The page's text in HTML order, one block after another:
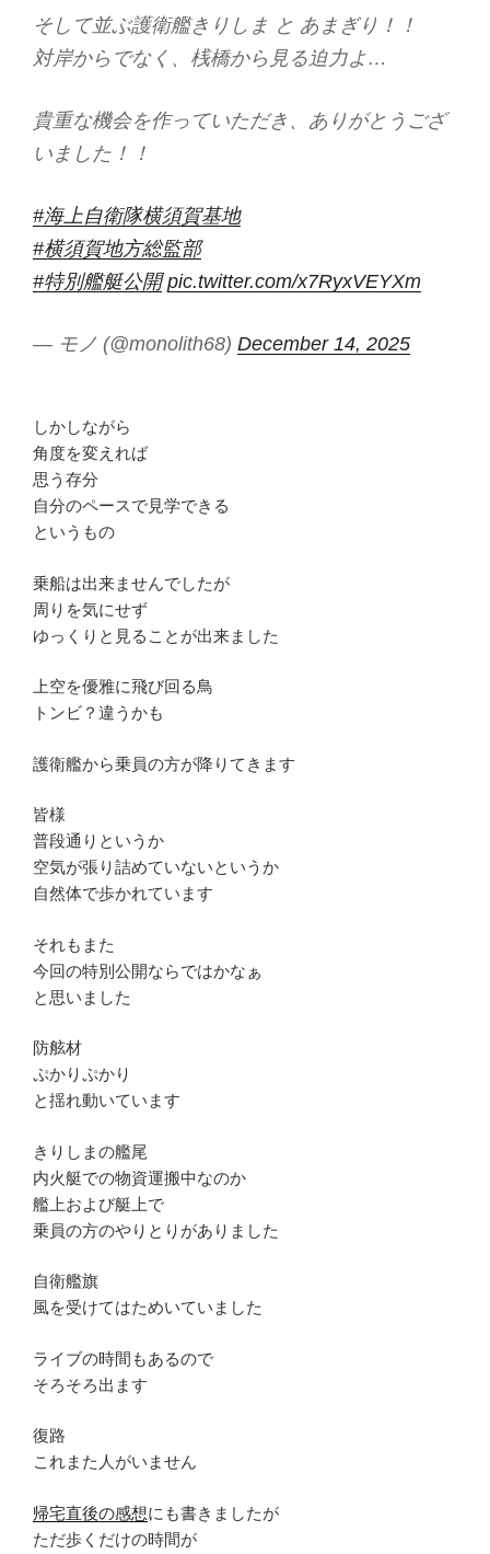
そして並ぶ護衛艦きりしま と あまぎり！！
対岸からでなく、桟橋から見る迫力よ…
貴重な機会を作っていただき、ありがとうござ
いました！！
#海上自衛隊横須賀基地
#横須賀地方総監部
#特別艦艇公開 pic.twitter.com/x7RyxVEYXm
— モノ (@monolith68) December 14, 2025
しかしながら
角度を変えれば
思う存分
自分のペースで見学できる
というもの
乗船は出来ませんでしたが
周りを気にせず
ゆっくりと見ることが出来ました
上空を優雅に飛び回る鳥
トンビ？違うかも
護衛艦から乗員の方が降りてきます
皆様
普段通りというか
空気が張り詰めていないというか
自然体で歩かれています
それもまた
今回の特別公開ならではかなぁ
と思いました
防舷材
ぷかりぷかり
と揺れ動いています
きりしまの艦尾
内火艇での物資運搬中なのか
艦上および艇上で
乗員の方のやりとりがありました
自衛艦旗
風を受けてはためいていました
ライブの時間もあるので
そろそろ出ます
復路
これまた人がいません
帰宅直後の感想にも書きましたが
ただ歩くだけの時間が